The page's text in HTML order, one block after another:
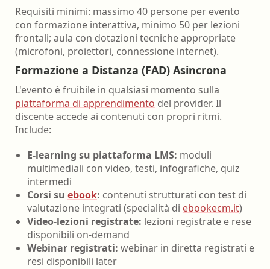
Requisiti minimi: massimo 40 persone per evento
con formazione interattiva, minimo 50 per lezioni
frontali; aula con dotazioni tecniche appropriate
(microfoni, proiettori, connessione internet).
Formazione a Distanza (FAD) Asincrona
L'evento è fruibile in qualsiasi momento sulla
piattaforma di apprendimento del provider. Il
discente accede ai contenuti con propri ritmi.
Include:
E-learning su piattaforma LMS: moduli
multimediali con video, testi, infografiche, quiz
intermedi
Corsi su ebook: contenuti strutturati con test di
valutazione integrati (specialità di ebookecm.it)
Video-lezioni registrate: lezioni registrate e rese
disponibili on-demand
Webinar registrati: webinar in diretta registrati e
resi disponibili later